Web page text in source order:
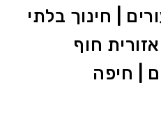
| חינוך בלתי
חוף
| חיפה